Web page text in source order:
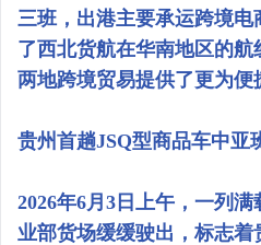
三班，出港主要承运跨境
了西北货航在华南地区的
两地跨境贸易提供了更为便
贵州首趟JSQ型商品车中亚
2026年6月3日上午，一列
业部货场缓缓驶出，标志